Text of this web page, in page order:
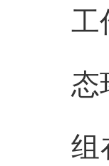
工
态
组